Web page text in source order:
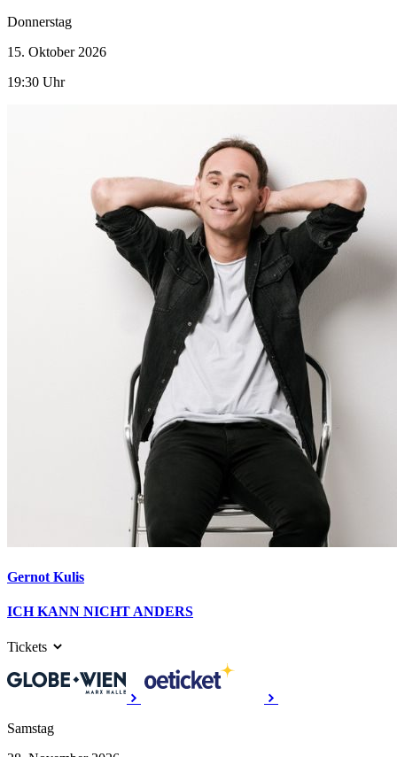
Donnerstag
15. Oktober 2026
19:30 Uhr
Gernot Kulis
ICH KANN NICHT ANDERS
Tickets
Samstag